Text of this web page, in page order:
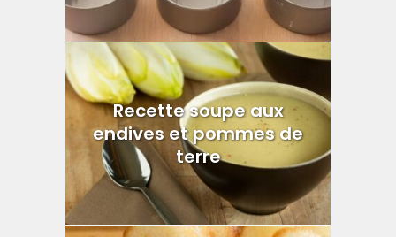
Recette soupe aux
endives et pommes de
terre